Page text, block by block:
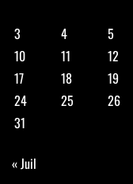
3
4 5
10
11 12
17
18 19
24
25 26
31
« Juil